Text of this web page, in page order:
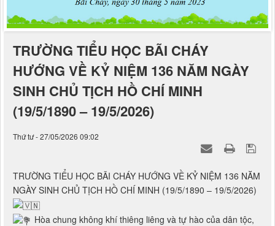
TRƯỜNG TIỂU HỌC BÃI CHÁY
HƯỚNG VỀ KỶ NIỆM 136 NĂM NGÀY
SINH CHỦ TỊCH HỒ CHÍ MINH
(19/5/1890 – 19/5/2026)
Thứ tư - 27/05/2026 09:02
TRƯỜNG TIỂU HỌC BÃI CHÁY HƯỚNG VỀ KỶ NIỆM 136 NĂM
NGÀY SINH CHỦ TỊCH HỒ CHÍ MINH (19/5/1890 – 19/5/2026)
Hòa chung không khí thiêng liêng và tự hào của dân tộc,